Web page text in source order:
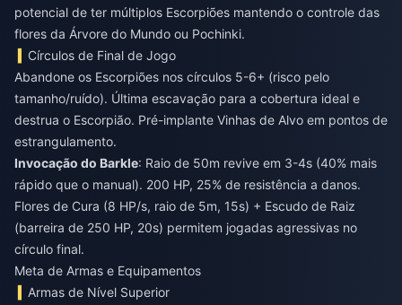
potencial de ter múltiplos Escorpiões mantendo o controle das
flores da Árvore do Mundo ou Pochinki.
Círculos de Final de Jogo
Abandone os Escorpiões nos círculos 5-6+ (risco pelo
tamanho/ruído). Última escavação para a cobertura ideal e
destrua o Escorpião. Pré-implante Vinhas de Alvo em pontos de
estrangulamento.
Invocação do Barkle: Raio de 50m revive em 3-4s (40% mais
rápido que o manual). 200 HP, 25% de resistência a danos.
Flores de Cura (8 HP/s, raio de 5m, 15s) + Escudo de Raiz
(barreira de 250 HP, 20s) permitem jogadas agressivas no
círculo final.
Meta de Armas e Equipamentos
Armas de Nível Superior